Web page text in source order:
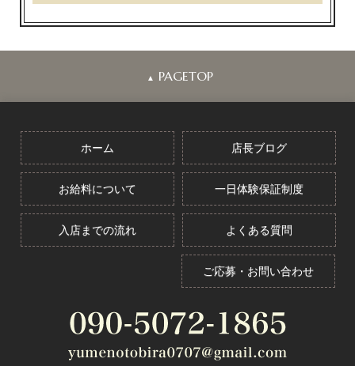
▲ PAGETOP
ホーム 店長ブログ
お給料について 一日体験保証制度
入店までの流れ よくある質問
ご応募・お問い合わせ